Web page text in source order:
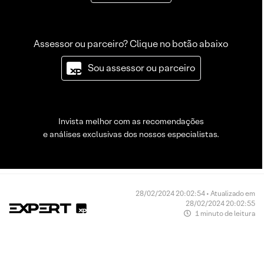
Assessor ou parceiro? Clique no botão abaixo
Sou assessor ou parceiro
Invista melhor com as recomendações
e análises exclusivas dos nossos especialistas.
28/02/2024 20:02:54 • Atualizado em
28/02/2024 20:02:55
1 minuto de leitura